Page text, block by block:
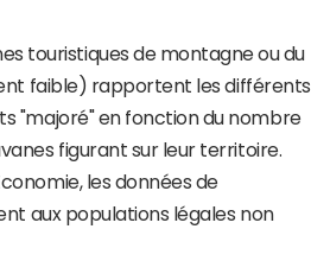
touristiques de montagne ou du
faible) rapportent les différents
"majoré" en fonction du nombre
figurant sur leur territoire.
les données de
aux populations légales non